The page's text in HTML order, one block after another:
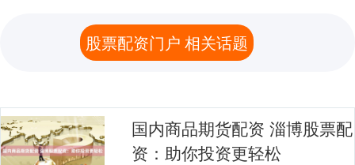
股票配资门户 相关话题
国内商品期货配资 淄博股票配
资：助你投资更轻松